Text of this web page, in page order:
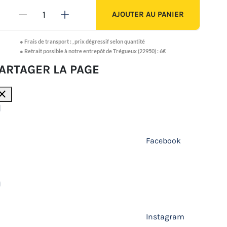
- + AJOUTER AU PANIER
●Frais de transport : ,prix dégressif selon quantité
● Retrait possible à notre entrepôt de Trégueux (22950) : 6€
LA PAGE
Facebook
Instagram